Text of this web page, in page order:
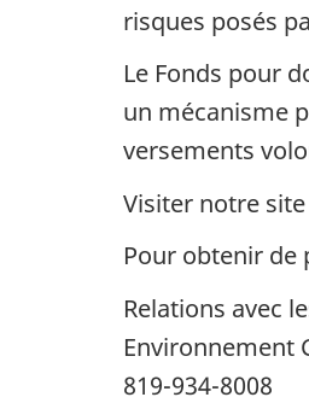
risques posés
Le Fonds pour
un mécanisme
versements
Visiter notre
Pour obtenir de
Relations avec
Environnement
819-934-8008